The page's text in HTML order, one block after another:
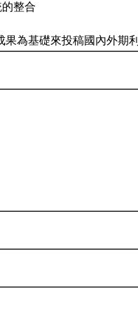
整合
為基礎來投稿國內外期利